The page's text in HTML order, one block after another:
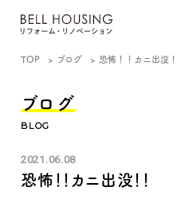
TOP ブログ 恐怖！！カニ出没！
ブログ
BLOG
2021.06.08
恐怖！！カニ出没！！